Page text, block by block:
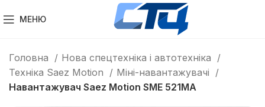
МЕНЮ
Головна
Нова спецтехніка і автотехніка
Техніка Saez Motion
Міні-навантажувачі
Навантажувач Saez Motion SME 521MA